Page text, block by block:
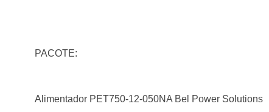
PACOTE:
Alimentador PET750-12-050NA Bel Power Solutions